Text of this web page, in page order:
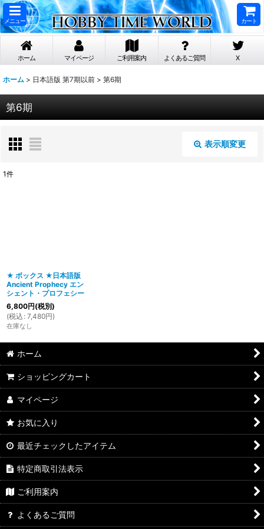
メニュー カート
ホーム マイページ ご利用案内 よくあるご質問 X
ホーム > 日本語版 第7期以前 > 第6期
第6期
表示順変更
1件
★ ボックス ★日本語版
Ancient Prophecy エン
シェント・プロフェシー
6,800円(税別)
(税込 : 7,480円)
在庫なし
ホーム
ショッピングカート
マイページ
お気に入り
最近チェックしたアイテム
特定商取引法表示
ご利用案内
よくあるご質問